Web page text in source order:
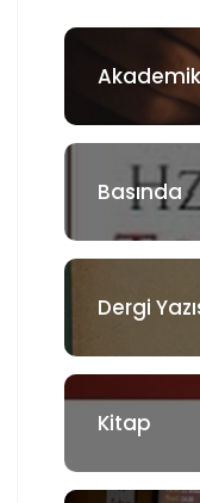
Basında
Dergi
Kitap